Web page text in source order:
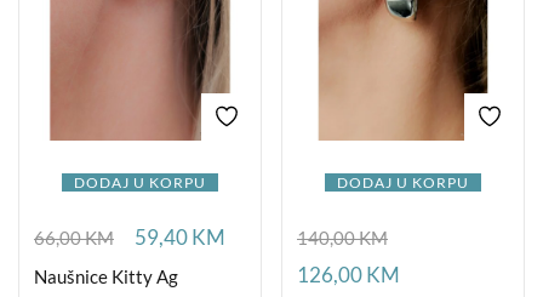
DODAJ U KORPU
66,00KM 59,40KM
Naušnice Kitty Ag
DODAJ U KORPU
140,00KM
126,00KM